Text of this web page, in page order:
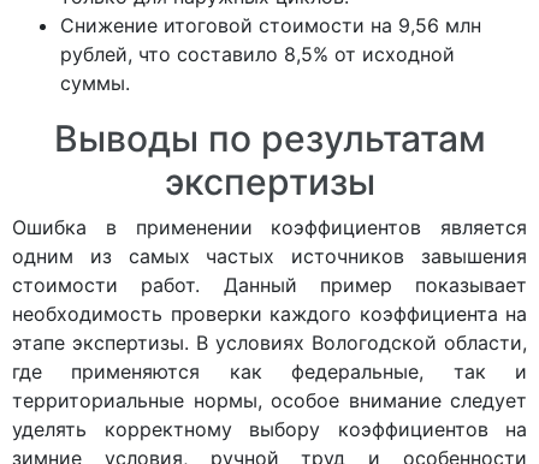
Снижение итоговой стоимости на 9,56 млн
рублей, что составило 8,5% от исходной
суммы.
Выводы по результатам
экспертизы
Ошибка в применении коэффициентов является
одним из самых частых источников завышения
стоимости работ. Данный пример показывает
необходимость проверки каждого коэффициента на
этапе экспертизы. В условиях Вологодской области,
где применяются как федеральные, так и
территориальные нормы, особое внимание следует
уделять корректному выбору коэффициентов на
зимние условия, ручной труд и особенности